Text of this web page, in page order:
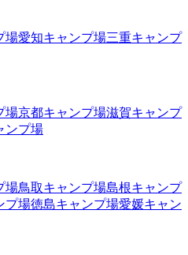
場愛知キャンプ場三重キャンプ
場京都キャンプ場滋賀キャンプ
ンプ場
場鳥取キャンプ場島根キャンプ
プ場徳島キャンプ場愛媛キャン